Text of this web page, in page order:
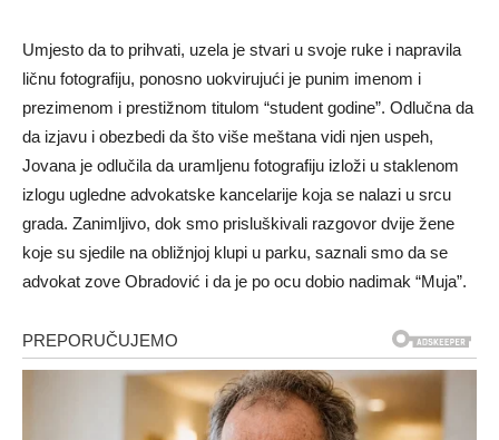
Umjesto da to prihvati, uzela je stvari u svoje ruke i napravila
ličnu fotografiju, ponosno uokvirujući je punim imenom i
prezimenom i prestižnom titulom “student godine”. Odlučna da
da izjavu i obezbedi da što više meštana vidi njen uspeh,
Jovana je odlučila da uramljenu fotografiju izloži u staklenom
izlogu ugledne advokatske kancelarije koja se nalazi u srcu
grada. Zanimljivo, dok smo prisluškivali razgovor dvije žene
koje su sjedile na obližnjoj klupi u parku, saznali smo da se
advokat zove Obradović i da je po ocu dobio nadimak “Muja”.